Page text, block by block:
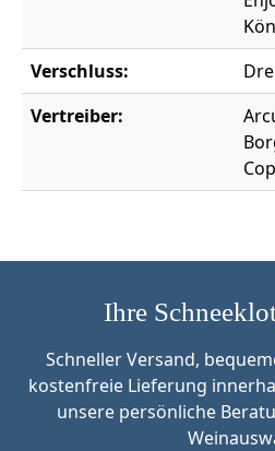
Verschluss:
Vertreiber:
Ihre
Schneller Versand,
kostenfreie Lieferung
unsere persönliche